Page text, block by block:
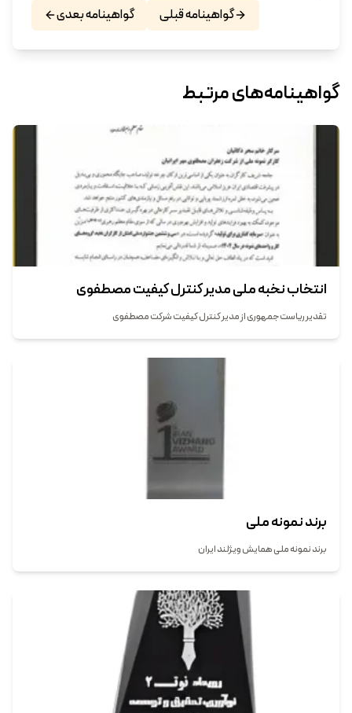
گواهینامه قبلی
گواهینامه بعدی
گواهینامه‌های مرتبط
انتخاب نخبه ملی مدیر کنترل کیفیت مصطفوی
تقدیر ریاست جمهوری از مدیر کنترل کیفیت شرکت مصطفوی
برند نمونه ملی
برند نمونه ملی همایش ویژلند ایران